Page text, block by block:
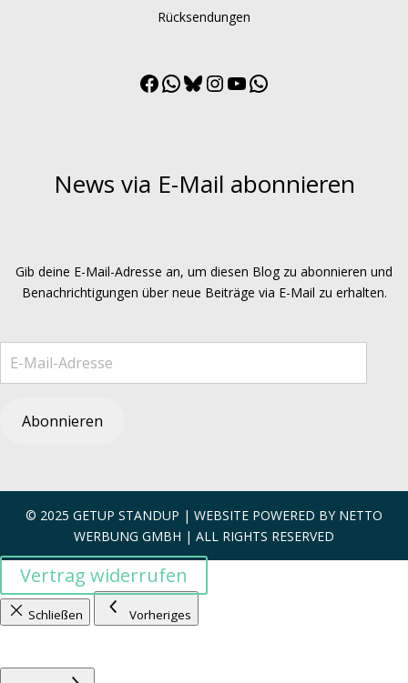
Rücksendungen
Facebook
WhatsApp
BlueskyInstagram
YouTube
News via E-Mail abonnieren
Gib deine E-Mail-Adresse an, um diesen Blog zu abonnieren und
Benachrichtigungen über neue Beiträge via E-Mail zu erhalten.
E-Mail-Adresse
Abonnieren
© 2025 GETUP STANDUP | WEBSITE POWERED BY NETTO
WERBUNG GMBH | ALL RIGHTS RESERVED
Vertrag widerrufen
Schließen Vorheriges